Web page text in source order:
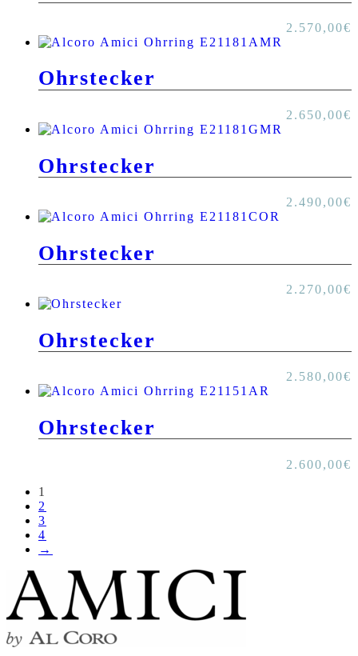
2.570,00€
Ohrstecker
2.650,00€
Ohrstecker
2.490,00€
Ohrstecker
2.270,00€
Ohrstecker
2.580,00€
Ohrstecker
2.600,00€
1
2
3
4
→